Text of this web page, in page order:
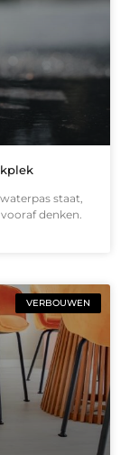
staat,
denken.
VERBOUWEN